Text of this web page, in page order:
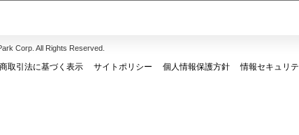
Corp. All Rights Reserved.
取引法に基づく表示 サイトポリシー 個人情報保護方針 情報セキュリ